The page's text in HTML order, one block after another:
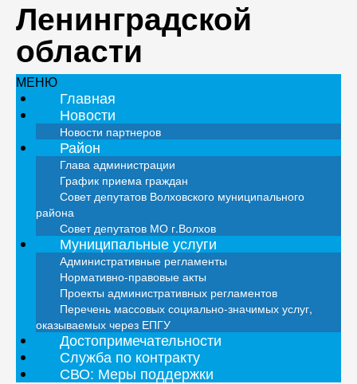
Ленинградской
области
МЕНЮ
Главная
Новости
Новости партнеров
Район
Глава администрации
График приема граждан
Совет депутатов Волховского муниципального
района
Совет депутатов МО г.Волхов
Муниципальные услуги
Административные регламенты
Нормативно-правовые акты
Проекты административных регламентов
Перечень массовых социально-значимых услуг,
оказываемых через ЕПГУ
Достопримечательности
Служба по контракту
СВО: Меры поддержки